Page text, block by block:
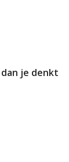
je denkt